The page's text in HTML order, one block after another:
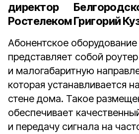
директор
Ростелеком Григорий
Абонентское
представляет собой роутер
и малогабаритную
которая устанавливается
стене дома. Такое
обеспечивает
и передачу сигнала на